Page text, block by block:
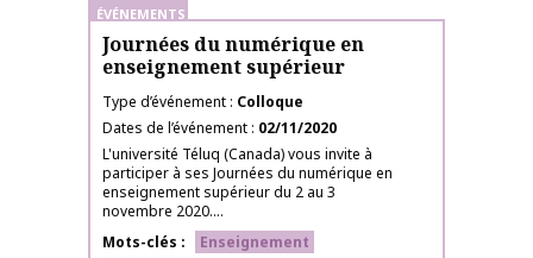
ÉVÉNEMENTS
Journées du numérique en
enseignement supérieur
Type d’événement Colloque
Dates de l’événement 02/11/2020
L'université Téluq (Canada) vous invite à
participer à ses Journées du numérique en
enseignement supérieur du 2 au 3
novembre 2020....
Mots-clés
Enseignement